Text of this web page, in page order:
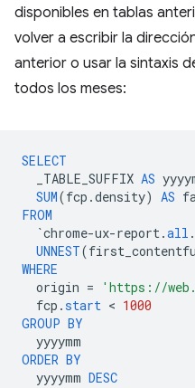
disponibles en tablas
volver a escribir la
anterior o usar la sintaxis
todos los meses:
SELECT
_TABLE_SUFFIX AS
SUM(fcp .density) AS
FROM
`chrome-ux-report.all .
UNNEST(
WHERE
origin = 'https://
fcp .start < 1000
GROUP BY
yyyymm
ORDER BY
yyyymm DESC